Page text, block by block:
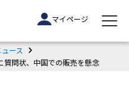
マイページ
ース
質問状、中国での販売を懸念